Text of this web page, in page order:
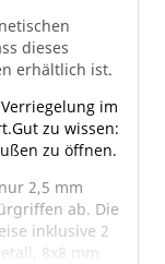
dieses
erhältlich ist.
im
Gut zu wissen:
zu öffnen.
2,5 mm
ab. Die
inklusive 2
8x8 mm